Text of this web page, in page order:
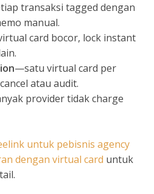
transaksi tagged dengan
manual.
card bocor, lock instant
—satu virtual card per
atau audit.
provider tidak charge
untuk pebisnis agency
dengan virtual card untuk